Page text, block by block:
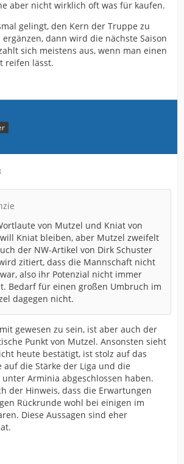
aber nicht wirklich oft was für kaufen.
gelingt, den Kern der Truppe zu
dann wird die nächste Saison
sich meistens aus, wenn man einen
reifen lässt.
von Mutzel und Kniat von
Kniat bleiben, aber Mutzel zweifelt
der NW-Artikel von Dirk Schuster
zitiert, dass die Mannschaft nicht
also ihr Potenzial nicht immer
Bedarf für einen großen Umbruch im
dagegen nicht.
gewesen zu sein, ist aber auch der
Punkt von Mutzel. Ansonsten sieht
heute bestätigt, ist stolz auf das
auf die Stärke der Liga und die
Arminia abgeschlossen haben.
der Hinweis, dass die Erwartungen
Rückrunde wohl bei einigen im
Diese Aussagen sind eher